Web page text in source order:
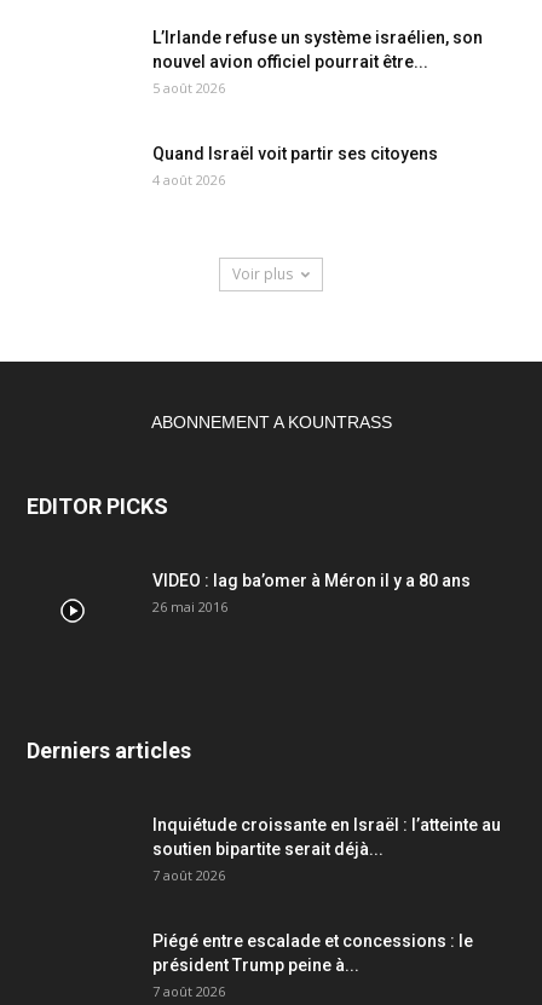
L’Irlande refuse un système israélien, son
nouvel avion officiel pourrait être...
5 août 2026
Quand Israël voit partir ses citoyens
4 août 2026
Voir plus
ABONNEMENT A KOUNTRASS
EDITOR PICKS
VIDEO : lag ba’omer à Méron il y a 80 ans
26 mai 2016
Derniers articles
Inquiétude croissante en Israël : l’atteinte au
soutien bipartite serait déjà...
7 août 2026
Piégé entre escalade et concessions : le
président Trump peine à...
7 août 2026